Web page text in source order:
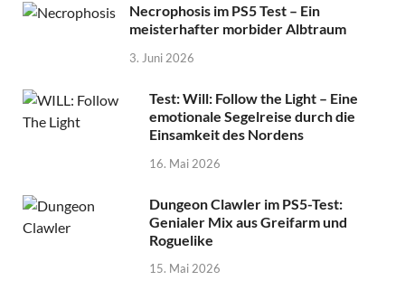
Necrophosis im PS5 Test – Ein
meisterhafter morbider Albtraum
3. Juni 2026
Test: Will: Follow the Light – Eine
emotionale Segelreise durch die
Einsamkeit des Nordens
16. Mai 2026
Dungeon Clawler im PS5-Test:
Genialer Mix aus Greifarm und
Roguelike
15. Mai 2026